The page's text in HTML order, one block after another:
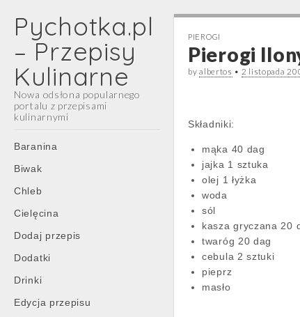
Pychotka.pl
– Przepisy
Kulinarne
Nowa odsłona popularnego
portalu z przepisami
kulinarnymi
Main
menu
Skip
content
Baranina
Biwak
Chleb
Cielęcina
Dodaj przepis
Dodatki
Drinki
Edycja przepisu
PIEROGI
Pierogi
byalbertos • 2 listopada
Składniki:
mąka 40 dag
jajka 1 sztuka
olej 1 łyżka
woda
sól
kasza gryczana 20
twaróg 20 dag
cebula 2 sztuki
pieprz
masło